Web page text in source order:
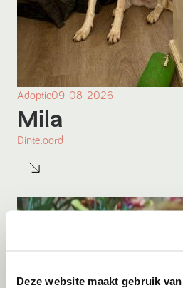
Deze website maakt gebruik
Adoptie09-08-2026
Mila
Dinteloord